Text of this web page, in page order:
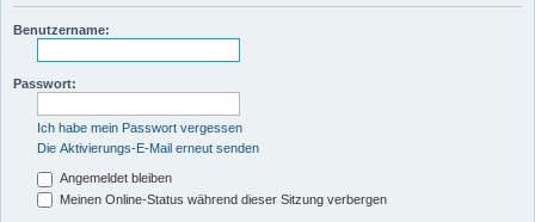
Benutzername:
Passwort:
Ich habe mein Passwort vergessen
Die Aktivierungs-E-Mail erneut senden
Angemeldet bleiben
Meinen Online-Status während dieser Sitzung verbergen